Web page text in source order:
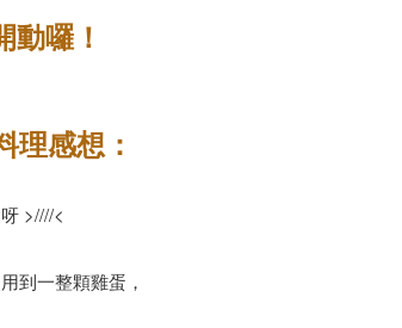
動囉！
理感想：
>////<
到一整顆雞蛋，